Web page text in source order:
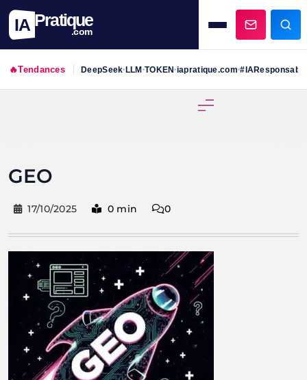
IA Pratique
.com
🔥Tendances DeepSeek•LLM•TOKEN•iapratique.com•#IAResponsable
GEO
17/10/2025 0 min 0